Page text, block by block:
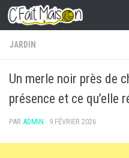
Skip to content
JARDIN
Un merle noir près de
présence et ce qu’elle
PAR ADMIN · 9 FÉVRIER 2026